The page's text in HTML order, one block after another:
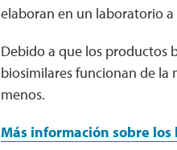
elaboran en un laboratorio a
Debido a que los productos
biosimilares funcionan de la
menos.
Más información sobre